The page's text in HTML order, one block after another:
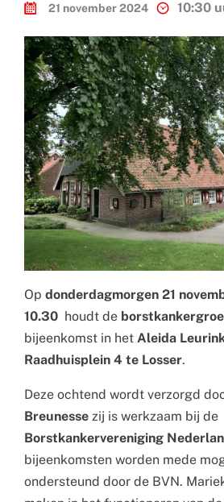
21 november 2024 10:30
Op donderdagmorgen 21
10.30houdt de
bijeenkomst in het Aleida
Raadhuisplein 4 te Losser.
Deze ochtend wordt verzorgd
Breunessezij is werkzaam bij de
Borstkankervereniging
bijeenkomsten worden mede
ondersteund door de BVN.